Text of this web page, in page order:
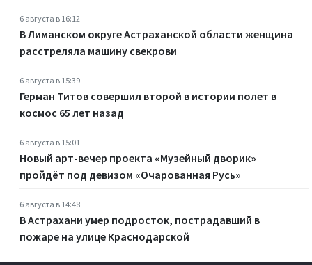
6 августа в 16:12
В Лиманском округе Астраханской области женщина
расстреляла машину свекрови
6 августа в 15:39
Герман Титов совершил второй в истории полет в
космос 65 лет назад
6 августа в 15:01
Новый арт-вечер проекта «Музейный дворик»
пройдёт под девизом «Очарованная Русь»
6 августа в 14:48
В Астрахани умер подросток, пострадавший в
пожаре на улице Краснодарской